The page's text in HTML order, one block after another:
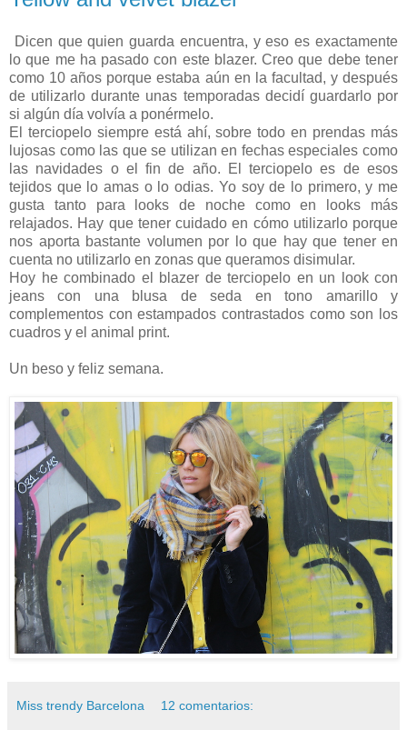
Dicen que quien guarda encuentra, y eso es exactamente
lo que me ha pasado con este blazer. Creo que debe tener
como 10 años porque estaba aún en la facultad, y después
de utilizarlo durante unas temporadas decidí guardarlo por
si algún día volvía a ponérmelo.
El terciopelo siempre está ahí, sobre todo en prendas más
lujosas como las que se utilizan en fechas especiales como
las navidades o el fin de año. El terciopelo es de esos
tejidos que lo amas o lo odias. Yo soy de lo primero, y me
gusta tanto para looks de noche como en looks más
relajados. Hay que tener cuidado en cómo utilizarlo porque
nos aporta bastante volumen por lo que hay que tener en
cuenta no utilizarlo en zonas que queramos disimular.
Hoy he combinado el blazer de terciopelo en un look con
jeans con una blusa de seda en tono amarillo y
complementos con estampados contrastados como son los
cuadros y el animal print.
Un beso y feliz semana.
Miss trendy Barcelona 12 comentarios: